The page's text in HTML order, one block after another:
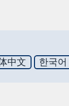
中文 한국어